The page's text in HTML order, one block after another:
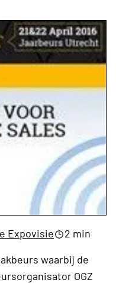
Expovisie
2 min
waarbij de
OGZ